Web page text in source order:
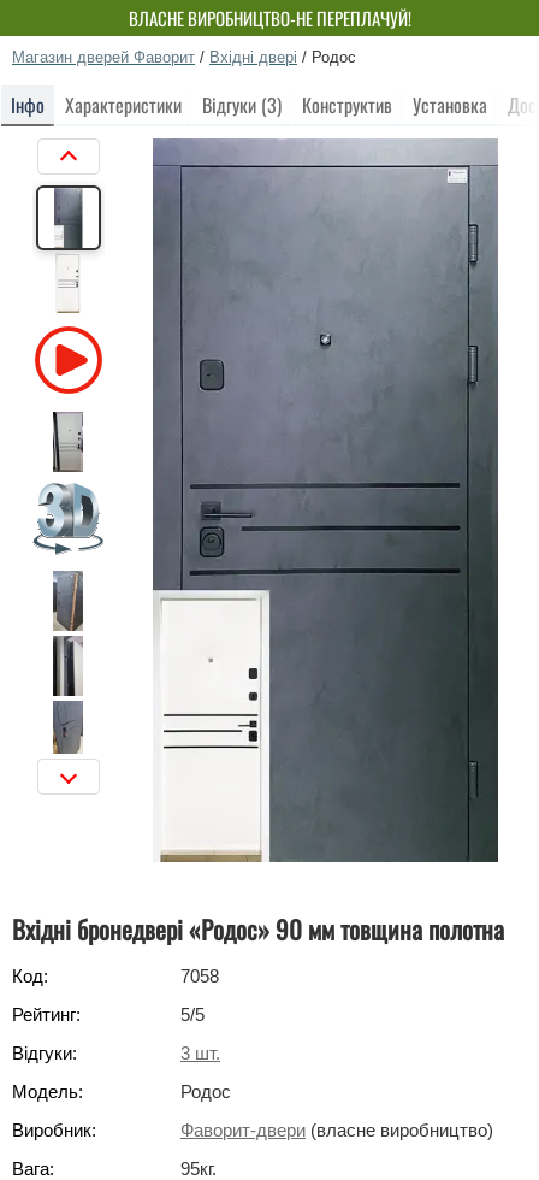
ВЛАСНЕ ВИРОБНИЦТВО-НЕ ПЕРЕПЛАЧУЙ!
Магазин дверей Фаворит / Вхідні двері / Родос
Інфо Характеристики Відгуки (3) Конструктив Установка
Вхідні бронедвері «Родос» 90 мм товщина полотна
Код:
7058
Рейтинг:
5/5
Відгуки:
3 шт.
Модель:
Родос
Виробник:
Фаворит-двери (власне виробництво)
Вага:
95кг.